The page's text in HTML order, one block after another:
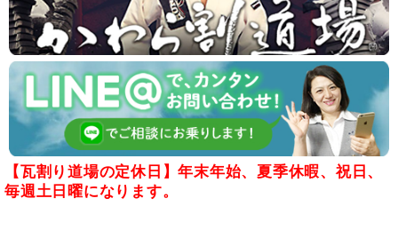
【瓦割り道場の定休日】年末年始、夏季休暇、祝日、
毎週土日曜になります。